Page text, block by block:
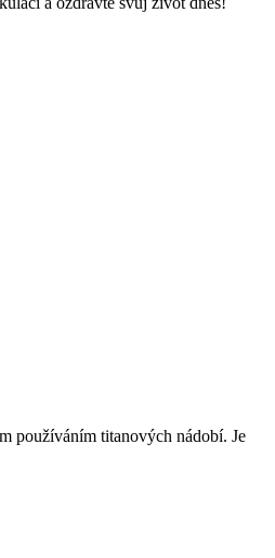
používáním titanových nádobí. Je